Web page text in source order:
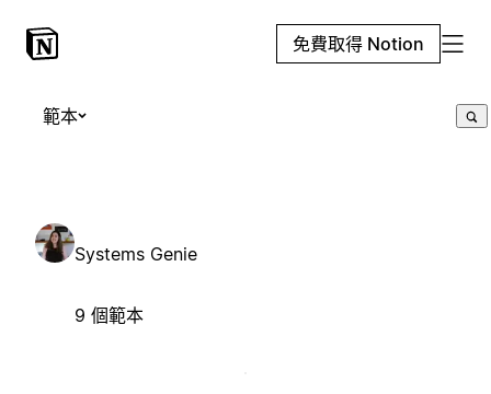
免費取得 Notion
範本
Systems Genie
9 個範本